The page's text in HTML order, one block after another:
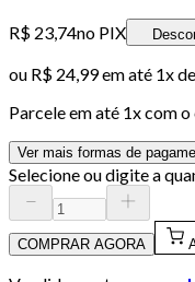
R$ 23,74no PIX
ou R$ 24,99em até 1x de
Parcele em até 1x com
Ver mais formas de
Selecione ou digite a
COMPRAR AGORA